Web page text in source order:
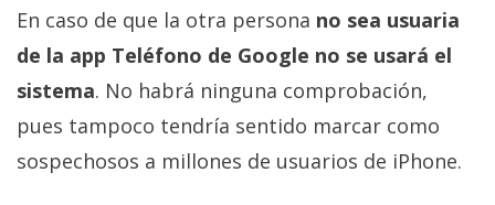
En caso de que la otra persona no sea usuaria
de la app Teléfono de Google no se usará el
sistema. No habrá ninguna comprobación,
pues tampoco tendría sentido marcar como
sospechosos a millones de usuarios de iPhone.